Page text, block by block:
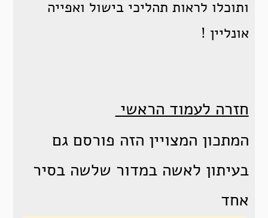
ותוכלו לראות תהליכי בישול ואפייה
אונליין !
חזרה לעמוד הראשי
המתכון המצויין הזה פורסם גם
בעיתון לאשה במדור שלשה בסיר
אחד